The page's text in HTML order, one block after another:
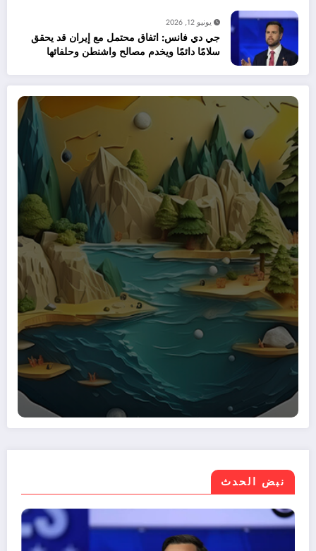
يونيو 12, 2026
جي دي فانس: اتفاق محتمل مع إيران قد يحقق
سلامًا دائمًا ويخدم مصالح واشنطن وحلفائها
نبض الحدث